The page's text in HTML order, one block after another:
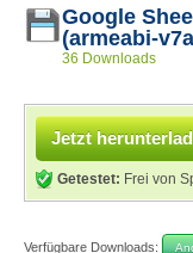
Google
(armeabi-
36 Downloads
Jetzt
Getestet: Frei von
Verfügbare Downloads: